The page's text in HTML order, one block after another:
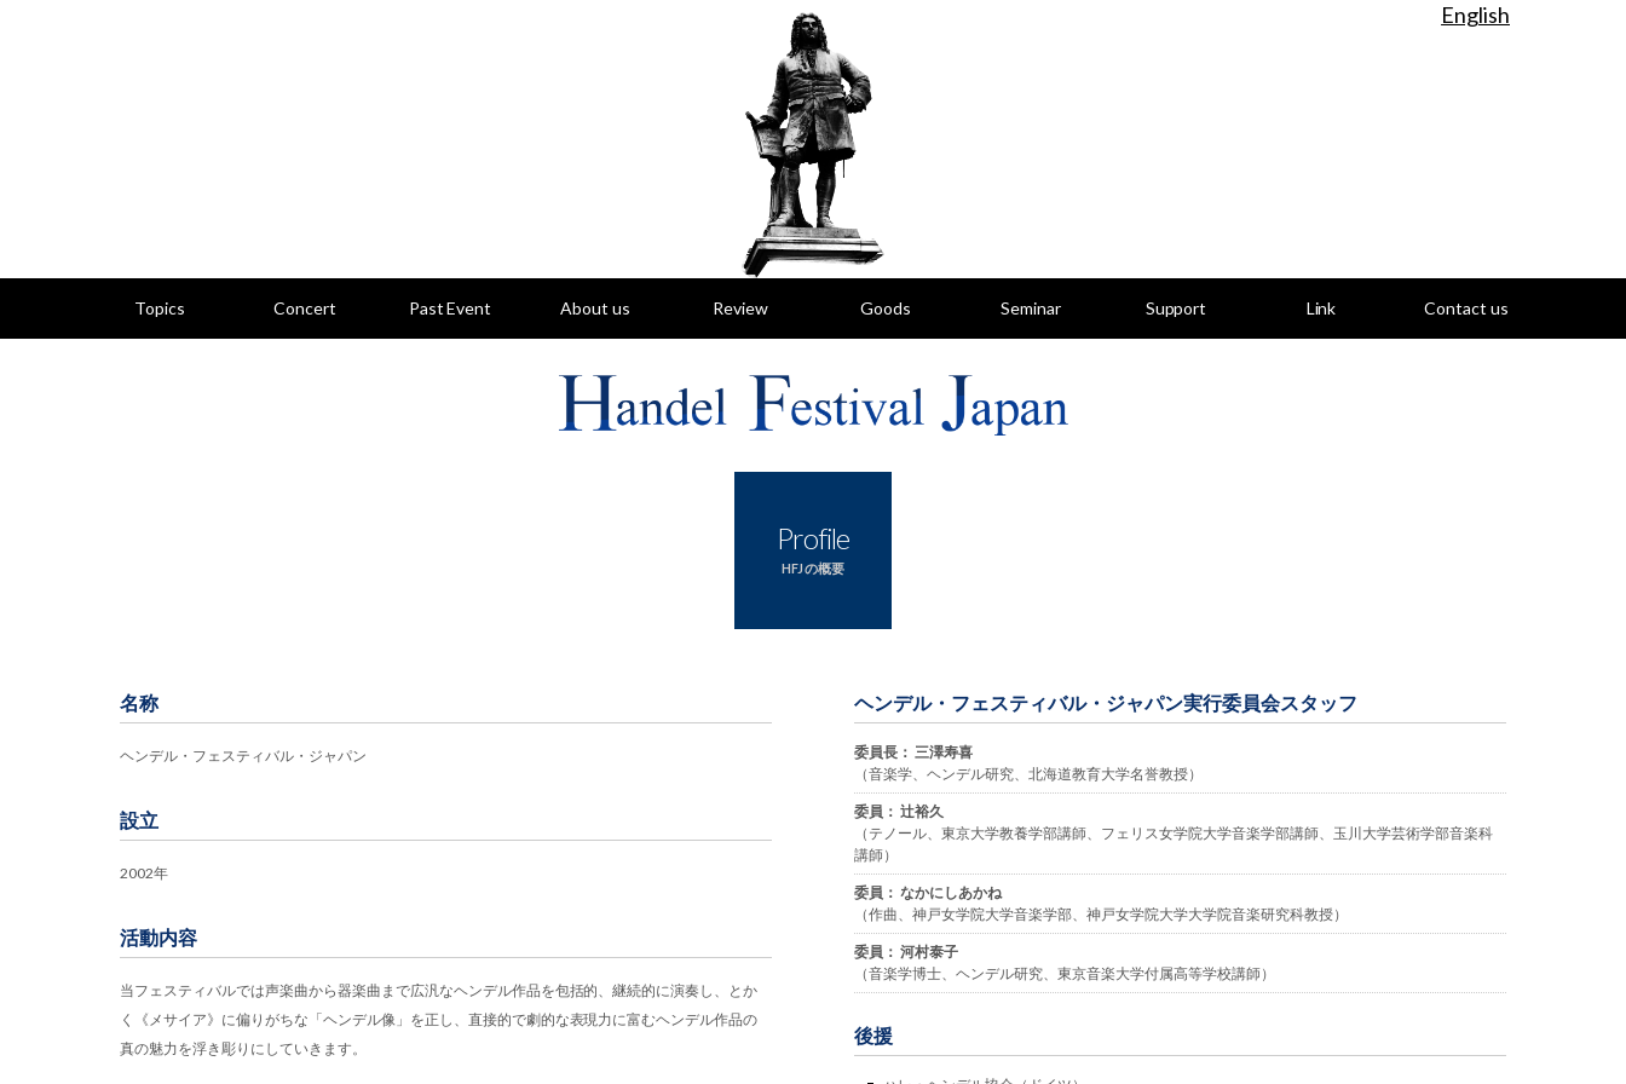
English
Topics Concert Past Event About us Review Goods Seminar Support Link Contact us
Profile
HFJ の概要
名称
ヘンデル・フェスティバル・ジャパン
設立
2002年
活動内容
当フェスティバルでは声楽曲から器楽曲まで広汎なヘンデル作品を包括的、継続的に演奏し、とか
く《メサイア》に偏りがちな「ヘンデル像」を正し、直接的で劇的な表現力に富むヘンデル作品の
真の魅力を浮き彫りにしていきます。
ヘンデル・フェスティバル・ジャパン実行委員会スタッフ
委員長： 三澤寿喜
（音楽学、ヘンデル研究、北海道教育大学名誉教授）
委員： 辻裕久
（テノール、東京大学教養学部講師、フェリス女学院大学音楽学部講師、玉川大学芸術学部音楽科
講師）
委員： なかにしあかね
（作曲、神戸女学院大学音楽学部、神戸女学院大学大学院音楽研究科教授）
委員： 河村泰子
（音楽学博士、ヘンデル研究、東京音楽大学付属高等学校講師）
後援